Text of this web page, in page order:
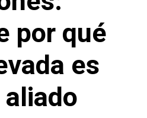
por qué
es